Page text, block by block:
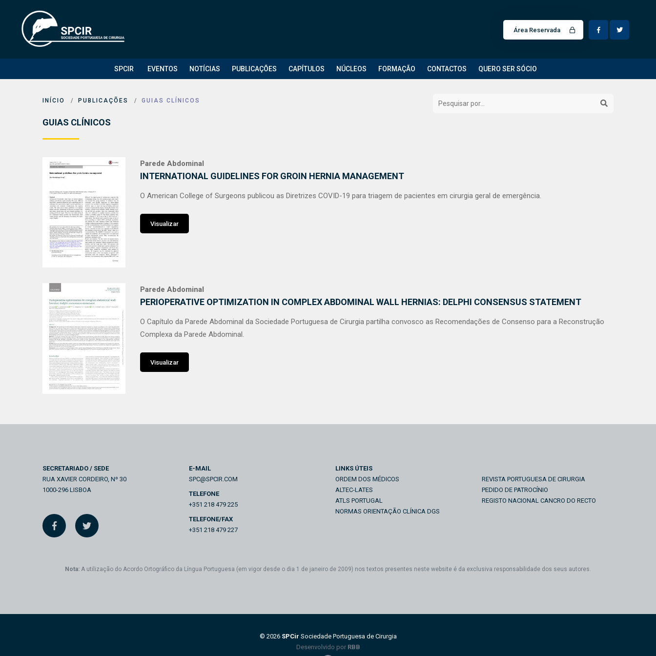
Área Reservada
SPCIR EVENTOS NOTÍCIAS PUBLICAÇÕES CAPÍTULOS NÚCLEOS FORMAÇÃO CONTACTOS QUERO SER SÓCIO
INÍCIO PUBLICAÇÕES GUIAS CLÍNICOS
GUIAS CLÍNICOS
Parede Abdominal
INTERNATIONAL GUIDELINES FOR GROIN HERNIA MANAGEMENT
O American College of Surgeons publicou as Diretrizes COVID-19 para triagem de pacientes em cirurgia geral de emergência.
Visualizar
Parede Abdominal
PERIOPERATIVE OPTIMIZATION IN COMPLEX ABDOMINAL WALL HERNIAS: DELPHI CONSENSUS STATEMENT
O Capítulo da Parede Abdominal da Sociedade Portuguesa de Cirurgia partilha convosco as Recomendações de Consenso para a Reconstrução
Complexa da Parede Abdominal.
Visualizar
SECRETARIADO / SEDE
RUA XAVIER CORDEIRO, Nº 30
1000-296 LISBOA
E-MAIL
SPC@SPCIR.COM
TELEFONE
+351 218 479 225
TELEFONE/FAX
+351 218 479 227
LINKS ÚTEIS
ORDEM DOS MÉDICOS
ALTEC-LATES
ATLS PORTUGAL
NORMAS ORIENTAÇÃO CLÍNICA DGS
REVISTA PORTUGUESA DE CIRURGIA
PEDIDO DE PATROCÍNIO
REGISTO NACIONAL CANCRO DO RECTO
Nota: A utilização do Acordo Ortográfico da Língua Portuguesa (em vigor desde o dia 1 de janeiro de 2009) nos textos presentes neste website é da exclusiva responsabilidade dos seus autores.
© 2026 SPCir Sociedade Portuguesa de Cirurgia
Desenvolvido por RBB